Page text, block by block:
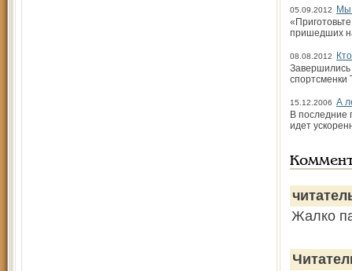
05.09.2012
Мы
пришедших
08.08.2012
Завершились
спортсменки
15.12.2006 А
В последние
идет
Жалко